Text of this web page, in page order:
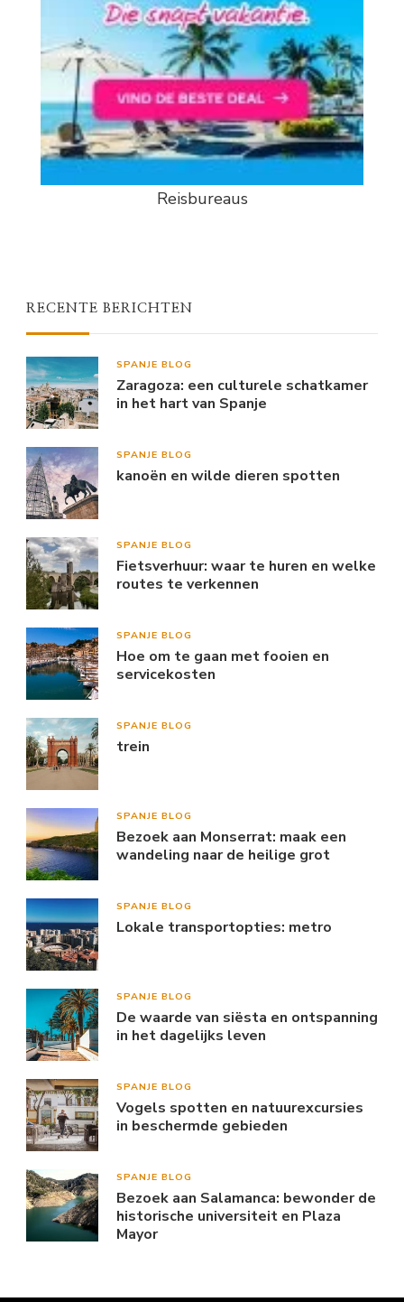
Reisbureaus
RECENTE BERICHTEN
SPANJE BLOG
Zaragoza: een culturele schatkamer
in het hart van Spanje
SPANJE BLOG
kanoën en wilde dieren spotten
SPANJE BLOG
Fietsverhuur: waar te huren en welke
routes te verkennen
SPANJE BLOG
Hoe om te gaan met fooien en
servicekosten
SPANJE BLOG
trein
SPANJE BLOG
Bezoek aan Monserrat: maak een
wandeling naar de heilige grot
SPANJE BLOG
Lokale transportopties: metro
SPANJE BLOG
De waarde van siësta en ontspanning
in het dagelijks leven
SPANJE BLOG
Vogels spotten en natuurexcursies
in beschermde gebieden
SPANJE BLOG
Bezoek aan Salamanca: bewonder de
historische universiteit en Plaza
Mayor